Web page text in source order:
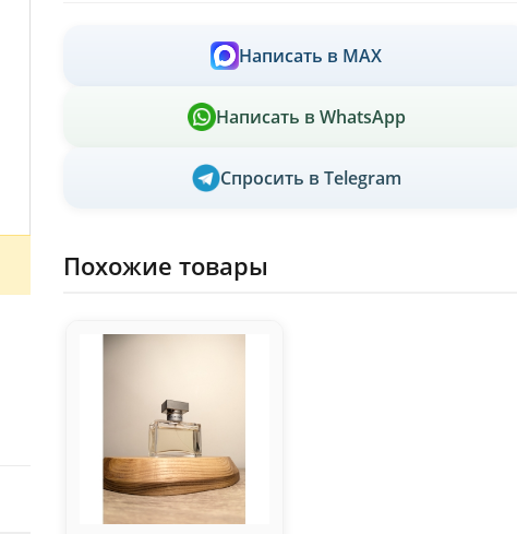
Написать в MAX
Написать в WhatsApp
Спросить в Telegram
Похожие товары